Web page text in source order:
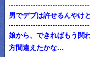
男でデブは許せるんやけ
娘から、できればもう関
方間違えたかな…